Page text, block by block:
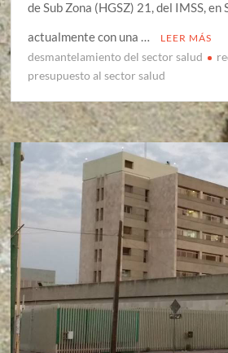
de Sub Zona (HGSZ) 21, del IMSS, en
actualmente con una …
LEER MÁS
desmantelamiento del sector salud
presupuesto al sector salud